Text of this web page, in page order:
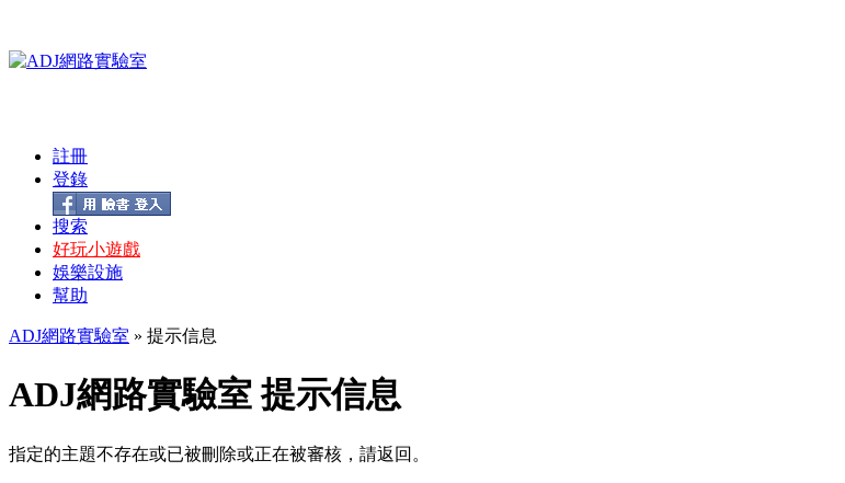
註冊
登錄
搜索
好玩小遊戲
娛樂設施
幫助
ADJ網路實驗室 » 提示信息
ADJ網路實驗室 提示信息
指定的主題不存在或已被刪除或正在被審核，請返回。